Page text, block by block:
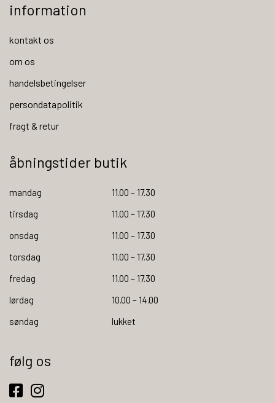
information
kontakt os
om os
handelsbetingelser
persondatapolitik
fragt & retur
åbningstider butik
mandag
11.00 – 17.30
tirsdag
11.00 – 17.30
onsdag
11.00 – 17.30
torsdag
11.00 – 17.30
fredag
11.00 – 17.30
lørdag
10.00 – 14.00
søndag
lukket
følg os